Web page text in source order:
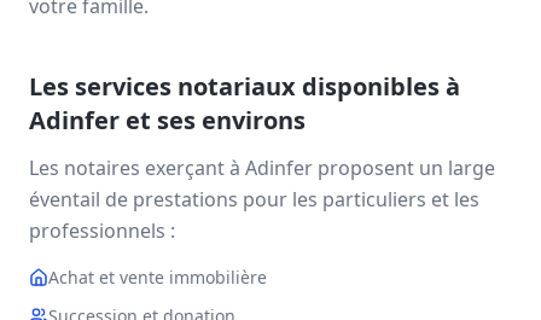
votre famille.
Les services notariaux disponibles à
Adinfer et ses environs
Les notaires exerçant à Adinfer proposent un large
éventail de prestations pour les particuliers et les
professionnels :
Achat et vente immobilière